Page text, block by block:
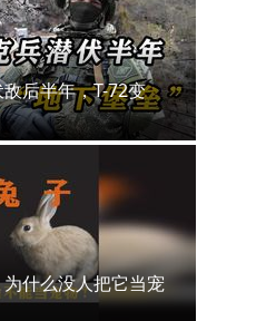
后半年，T-72变
什么没人把它当宠